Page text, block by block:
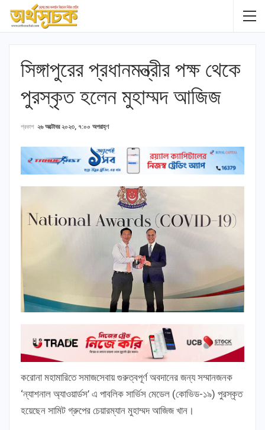
সিঙ্গাপুরের প্রধানমন্ত্রীর পক্ষ থেকে
পুরস্কৃত হলেন মুহাম্মদ আজিজ
প্রকাশ ২৬ অক্টোবর ২০২৩, ৭:০০ অপরাহ্ণ
করোনা মহামারিতে সমাজসেবায় গুরুত্বপূর্ণ অবদানের জন্য সম্মানজনক
‘ন্যাশনাল অ্যাওয়ার্ডস’ এ পাবলিক সার্ভিস মেডেল (কোভিড-১৯) পুরস্কৃত
হয়েছেন সামিট গ্রুপের চেয়ারম্যান মুহাম্মদ আজিজ খান।